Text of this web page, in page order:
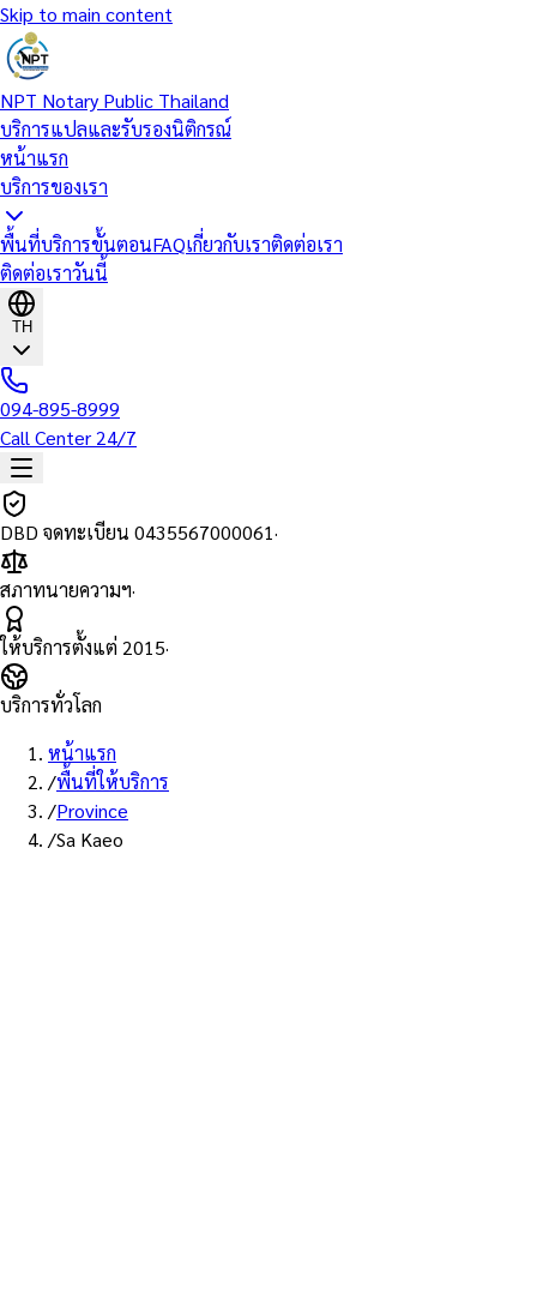
Skip to main content
NPT Notary Public Thailand
บริการแปลและรับรองนิติกรณ์
หน้าแรก
บริการของเรา
พื้นที่บริการขั้นตอนFAQเกี่ยวกับเราติดต่อเรา
ติดต่อเราวันนี้
TH
094-895-8999
Call Center 24/7
DBD จดทะเบียน 0435567000061·
สภาทนายความฯ·
ให้บริการตั้งแต่ 2015·
บริการทั่วโลก
หน้าแรก
/พื้นที่ให้บริการ
/Province
/Sa Kaeo